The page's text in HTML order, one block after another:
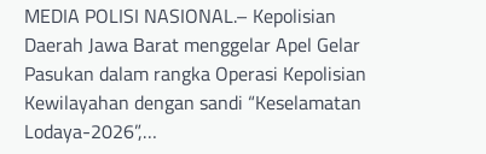
MEDIA POLISI NASIONAL.– Kepolisian
Daerah Jawa Barat menggelar Apel Gelar
Pasukan dalam rangka Operasi Kepolisian
Kewilayahan dengan sandi “Keselamatan
Lodaya-2026”,…